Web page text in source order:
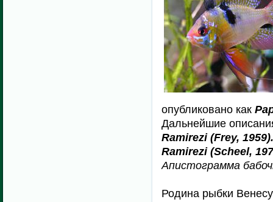
опубликовано как
Дальнейшие
Ramirezi (Frey,
Ramirezi (Scheel,
Апистограмма
Родина рыбки